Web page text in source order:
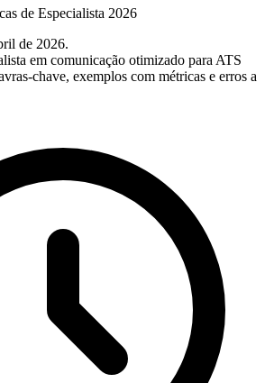
de Especialista 2026
de 2026.
em comunicação otimizado para ATS
exemplos com métricas e erros a